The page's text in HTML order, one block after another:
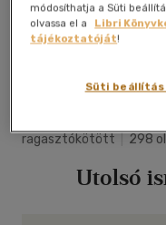
ragasztókötött
298
Utolsó
módosíthatja a Süti
olvassa el a
Libri
tájékoztatóját!
Süti